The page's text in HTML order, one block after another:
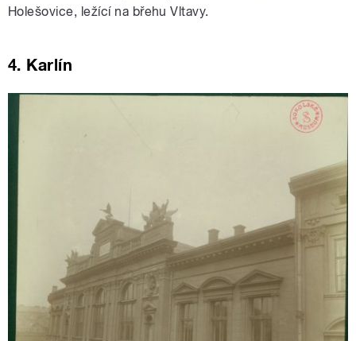
Holešovice, ležící na břehu Vltavy.
4. Karlín